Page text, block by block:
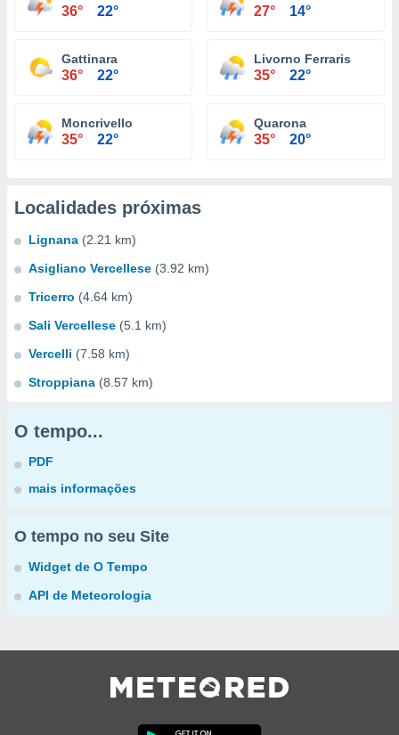
36° 22° 27° 14°
Gattinara
36° 22°
Livorno Ferraris
35° 22°
Moncrivello
35° 22°
Quarona
35° 20°
Localidades próximas
Lignana (2.21 km)
Asigliano Vercellese (3.92 km)
Tricerro (4.64 km)
Sali Vercellese (5.1 km)
Vercelli (7.58 km)
Stroppiana (8.57 km)
O tempo...
PDF
mais informações
O tempo no seu Site
Widget de O Tempo
API de Meteorologia